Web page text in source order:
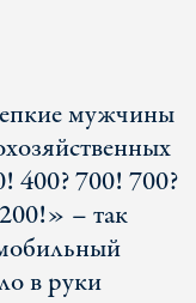
мужчины
400? 700! 700?
– так
в руки